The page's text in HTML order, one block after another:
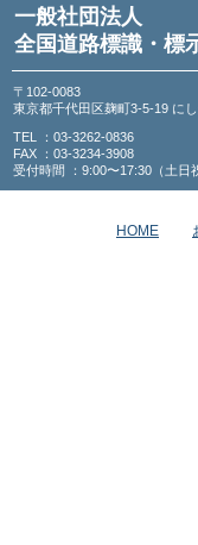
一般社団法人
全国道路標識・標
〒102-0083
東京都千代田区麹町3-5-19 に
TEL ：03-3262-0836
FAX ：03-3234-3908
受付時間 ：9:00〜17:30（土日
HOME